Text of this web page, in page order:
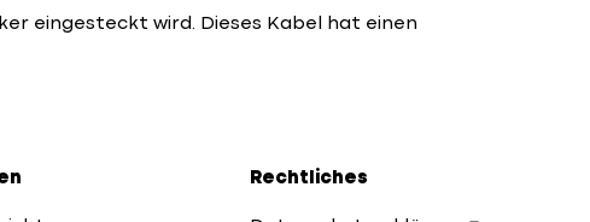
eingesteckt wird. Dieses Kabel hat einen
Rechtliches